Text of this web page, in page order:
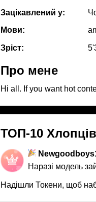
Зацікавлений у:
Мови:
Зріст:
Про мене
Hi all. If you want hot
ТОП-10 Хлопців
Наразі модель
Надішли Токени, щоб